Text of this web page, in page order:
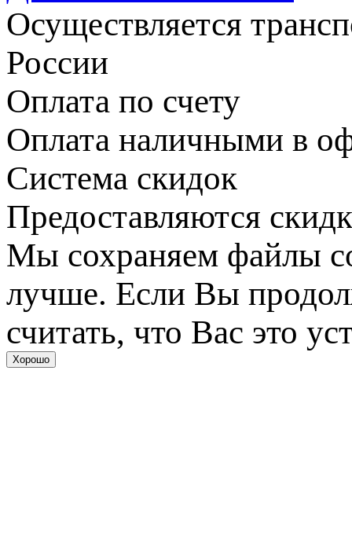
Осуществляется
России
Оплата по счету
Оплата наличными в
Система скидок
Предоставляются
Мы сохраняем файлы
лучше. Если Вы
считать, что Вас это
Хорошо